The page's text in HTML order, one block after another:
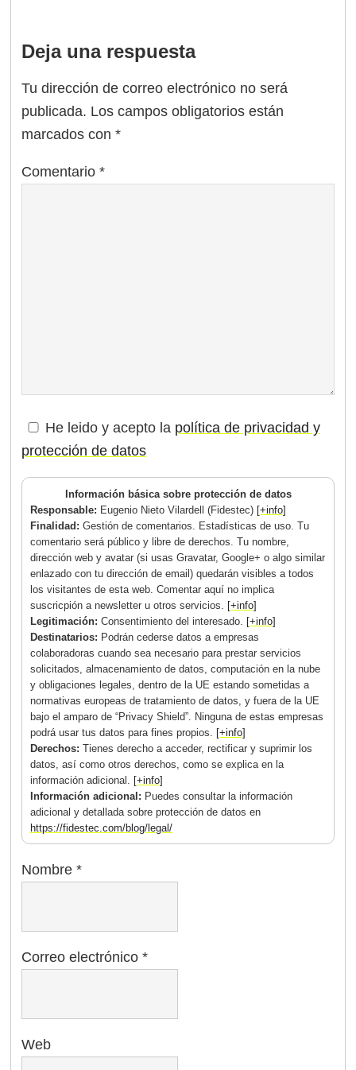
Deja una respuesta
Tu dirección de correo electrónico no será
publicada. Los campos obligatorios están
marcados con*
Comentario*
He leido y acepto la política de privacidad y
protección de datos
Información básica sobre protección de datos
Responsable: Eugenio Nieto Vilardell (Fidestec) [+info]
Finalidad:Gestión de comentarios. Estadísticas de uso. Tu
comentario será público y libre de derechos. Tu nombre,
dirección web y avatar (si usas Gravatar, Google+ o algo similar
enlazado con tu dirección de email) quedarán visibles a todos
los visitantes de esta web. Comentar aquí no implica
suscricpión a newsletter u otros servicios. [+info]
Legitimación:Consentimiento del interesado. [+info]
Destinatarios: Podrán cederse datos a empresas
colaboradoras cuando sea necesario para prestar servicios
solicitados, almacenamiento de datos, computación en la nube
y obligaciones legales, dentro de la UE estando sometidas a
normativas europeas de tratamiento de datos, y fuera de la UE
bajo el amparo de “Privacy Shield”. Ninguna de estas empresas
podrá usar tus datos para fines propios. [+info]
Derechos:Tienes derecho a acceder, rectificar y suprimir los
datos, así como otros derechos, como se explica en la
información adicional. [+info]
Información adicional: Puedes consultar la información
adicional y detallada sobre protección de datos en
https://fidestec.com/blog/legal/
Nombre*
Correo electrónico*
Web